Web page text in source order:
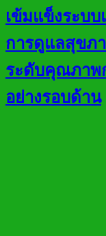
เข้มแข็งระบ
การดูแลสุขภ
ระดับคุณภาพ
อย่างรอบด้าน